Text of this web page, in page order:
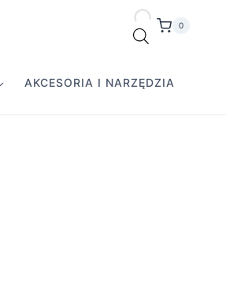
0
AKCESORIA I NARZĘDZIA